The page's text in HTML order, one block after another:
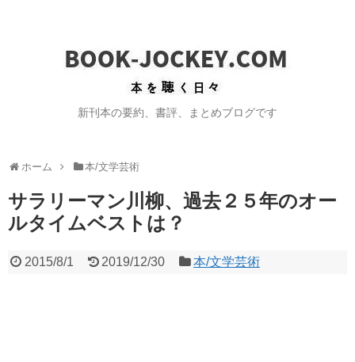
新刊本の要約、書評、まとめブログです
ホーム 本/文学芸術
サラリーマン川柳、過去２５年のオー
ルタイムベストは？
2015/8/1 2019/12/30 本/文学芸術